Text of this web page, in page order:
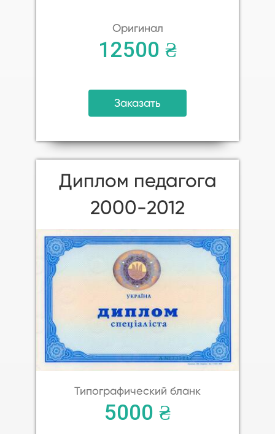
Оригинал
12500 ₴
Заказать
Диплом педагога
2000-2012
Типографический бланк
5000 ₴